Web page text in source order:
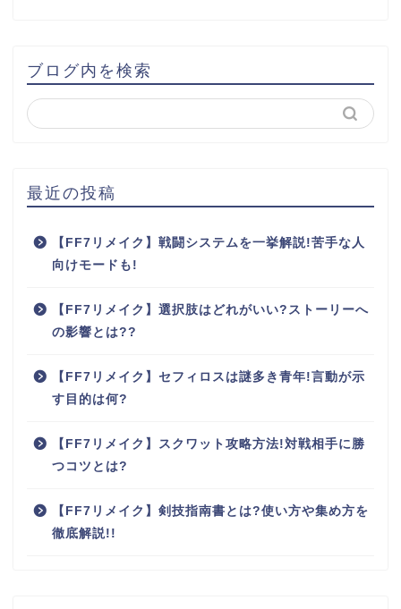
ブログ内を検索
最近の投稿
【FF7リメイク】戦闘システムを一挙解説!苦手な人
向けモードも!
【FF7リメイク】選択肢はどれがいい?ストーリーへ
の影響とは??
【FF7リメイク】セフィロスは謎多き青年!言動が示
す目的は何?
【FF7リメイク】スクワット攻略方法!対戦相手に勝
つコツとは?
【FF7リメイク】剣技指南書とは?使い方や集め方を
徹底解説!!